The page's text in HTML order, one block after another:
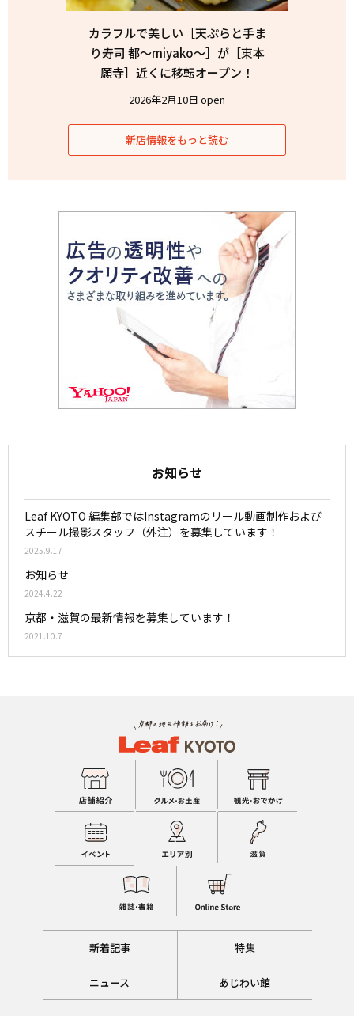
カラフルで美しい［天ぷらと手ま
り寿司 都〜miyako〜］が［東本
願寺］近くに移転オープン！
2026年2月10日 open
新店情報をもっと読む
お知らせ
Leaf KYOTO 編集部ではInstagramのリール動画制作および
スチール撮影スタッフ（外注）を募集しています！
2025.9.17
お知らせ
2024.4.22
京都・滋賀の最新情報を募集しています！
2021.10.7
新着記事 特集
ニュース あじわい館